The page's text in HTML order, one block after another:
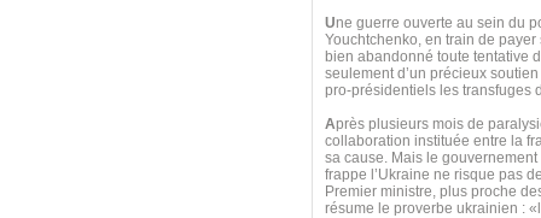
Une guerre ouverte au sein du
Youchtchenko, en train de
bien abandonné toute tentative
seulement d’un précieux
pro-présidentiels les transfuges
Après plusieurs mois de
collaboration instituée entre la
sa cause. Mais le
frappe l’Ukraine ne risque pas
Premier ministre, plus proche
résume le proverbe ukrainien :